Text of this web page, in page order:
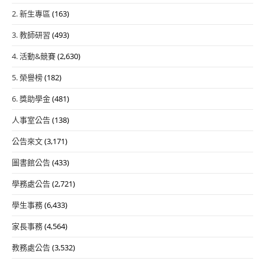
2. 新生專區 (163)
3. 教師研習 (493)
4. 活動&競賽(2,630)
5. 榮譽榜(182)
6. 獎助學金(481)
人事室公告(138)
公告來文(3,171)
圖書館公告(433)
學務處公告(2,721)
學生事務(6,433)
家長事務(4,564)
教務處公告(3,532)